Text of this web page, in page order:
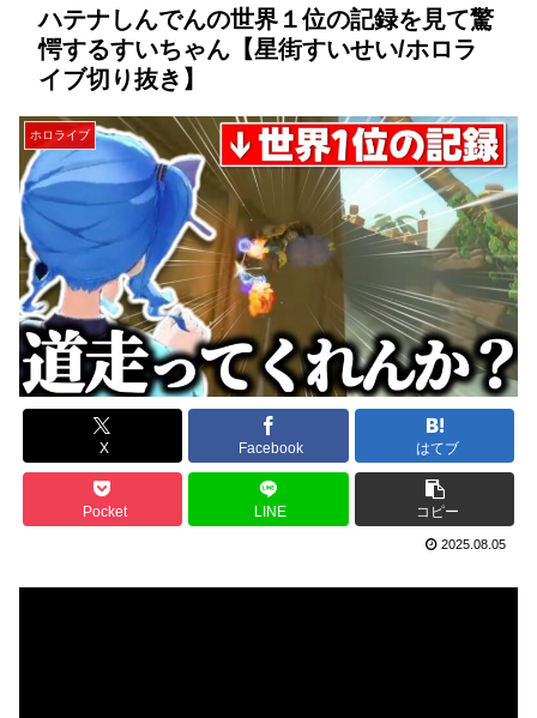
ハテナしんでんの世界１位の記録を見て驚
愕するすいちゃん【星街すいせい/ホロラ
イブ切り抜き】
ホロライブ
X Facebook はてブ
Pocket LINE コピー
2025.08.05